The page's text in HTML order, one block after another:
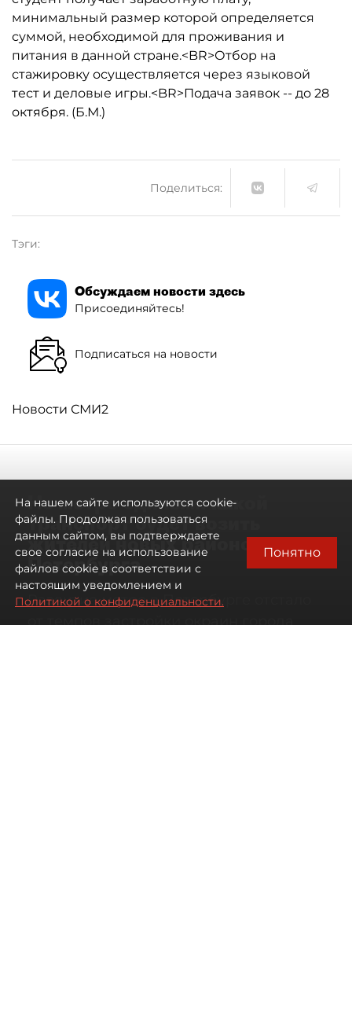
минимальный размер которой определяется
суммой, необходимой для проживания и
питания в данной стране.<BR>Отбор на
стажировку осуществляется через языковой
тест и деловые игры.<BR>Подача заявок -- до 28
октября. (Б.М.)
Поделиться:
Тэги:
Обсуждаем новости здесь
Присоединяйтесь!
Подписаться на новости
Новости СМИ2
Не метро единым: какой
транспорт будет возить
жителей новых районов
Петербурга
Развитие метро в Петербурге отстало
от темпов застройки окраин города
На нашем сайте используются cookie-
файлы. Продолжая пользоваться
данным сайтом, вы подтверждаете
свое согласие на использование
файлов cookie в соответствии с
настоящим уведомлением и
Политикой о конфиденциальности.
Понятно